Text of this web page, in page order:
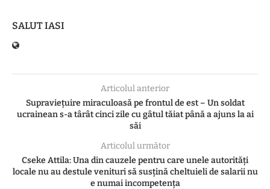
SALUT IASI
Articolul anterior
Supraviețuire miraculoasă pe frontul de est – Un soldat
ucrainean s-a târât cinci zile cu gâtul tăiat până a ajuns la ai
săi
Articolul următor
Cseke Attila: Una din cauzele pentru care unele autorităţi
locale nu au destule venituri să susţină cheltuieli de salarii nu
e numai incompetenţa